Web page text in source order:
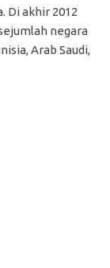
Di akhir 2012
negara
Arab Saudi,